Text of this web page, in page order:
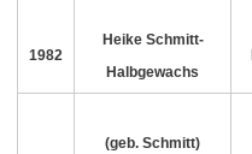
1982
Heike Schmitt-
Halbgewachs
(geb. Schmitt)